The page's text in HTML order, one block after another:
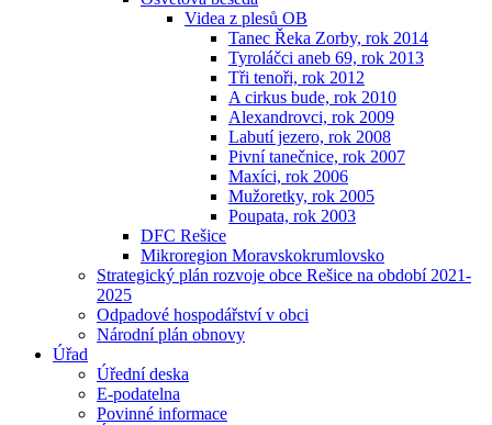
Videa z plesů OB
Tanec Řeka Zorby, rok 2014
Tyroláčci aneb 69, rok 2013
Tři tenoři, rok 2012
A cirkus bude, rok 2010
Alexandrovci, rok 2009
Labutí jezero, rok 2008
Pivní tanečnice, rok 2007
Maxíci, rok 2006
Mužoretky, rok 2005
Poupata, rok 2003
DFC Rešice
Mikroregion Moravskokrumlovsko
Strategický plán rozvoje obce Rešice na období 2021-
2025
Odpadové hospodářství v obci
Národní plán obnovy
Úřad
Úřední deska
E-podatelna
Povinné informace